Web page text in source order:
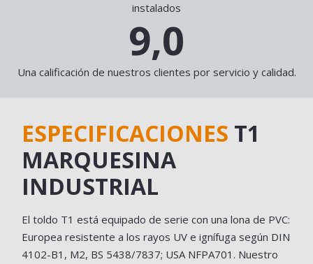
instalados
9,0
Una calificación de nuestros clientes por servicio y calidad.
ESPECIFICACIONES T1
MARQUESINA
INDUSTRIAL
El toldo T1 está equipado de serie con una lona de PVC:
Europea resistente a los rayos UV e ignífuga según DIN
4102-B1, M2, BS 5438/7837; USA NFPA701. Nuestro